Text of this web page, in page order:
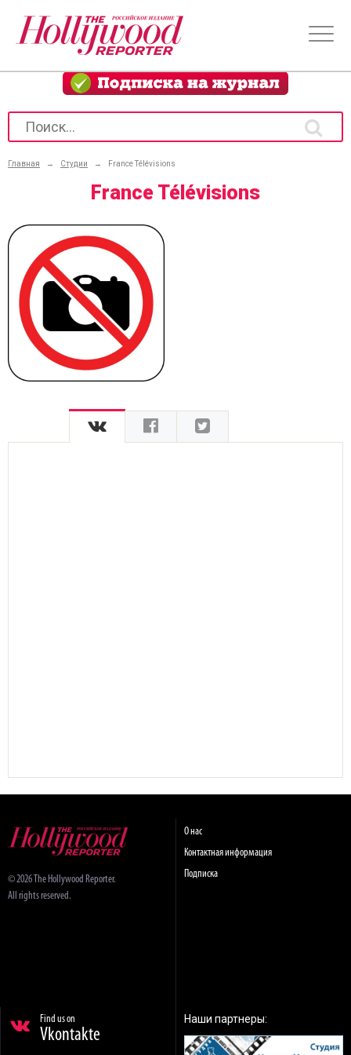
Главная → Студии → France Télévisions
France Télévisions
© 2026 The Hollywood Reporter.
All rights reserved.
О нас
Контактная информация
Подписка
Find us on
Vkontakte
Наши партнеры: